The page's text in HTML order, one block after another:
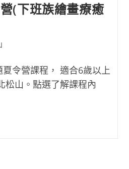
(下班族繪畫療癒
令營課程， 適合6歲以上
松山。點選了解課程內